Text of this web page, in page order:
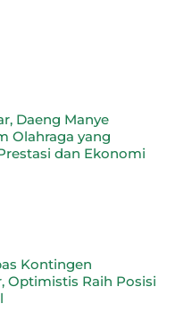
Daeng Manye
Olahraga yang
dan Ekonomi
Kontingen
Optimistis Raih Posisi